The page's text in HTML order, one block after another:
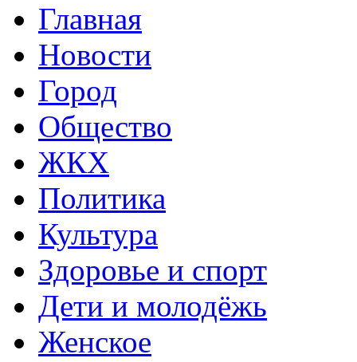
Главная
Новости
Город
Общество
ЖКХ
Политика
Культура
Здоровье и спорт
Дети и молодёжь
Женское